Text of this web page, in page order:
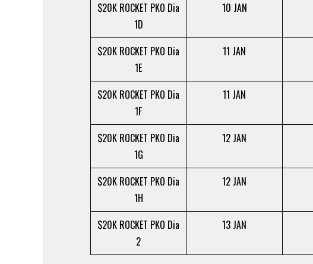
$20K ROCKET PKO Dia
1D
10 JAN
$20K ROCKET PKO Dia
1E
11 JAN
$20K ROCKET PKO Dia
1F
11 JAN
$20K ROCKET PKO Dia
1G
12 JAN
$20K ROCKET PKO Dia
1H
12 JAN
$20K ROCKET PKO Dia
2
13 JAN